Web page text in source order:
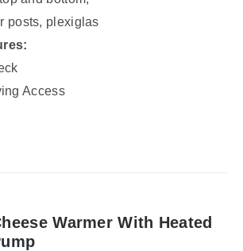
posts, plexiglas
Access
Warmer With Heated